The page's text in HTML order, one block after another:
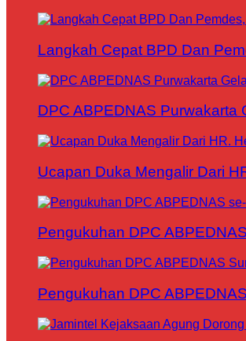
Langkah Cepat BPD Dan
DPC ABPEDNAS Purwakarta
Ucapan Duka Mengalir Dari
Pengukuhan DPC
Pengukuhan DPC